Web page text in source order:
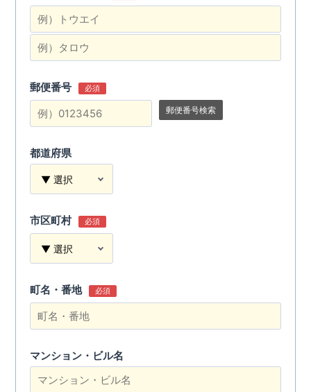
郵便番号 必須
郵便番号検索
都道府県
市区町村 必須
町名・番地 必須
マンション・ビル名